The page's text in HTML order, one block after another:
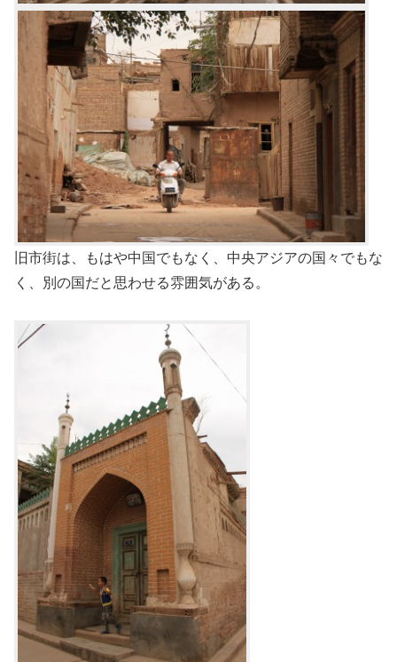
旧市街は、もはや中国でもなく、中央アジアの国々でもな
く、別の国だと思わせる雰囲気がある。